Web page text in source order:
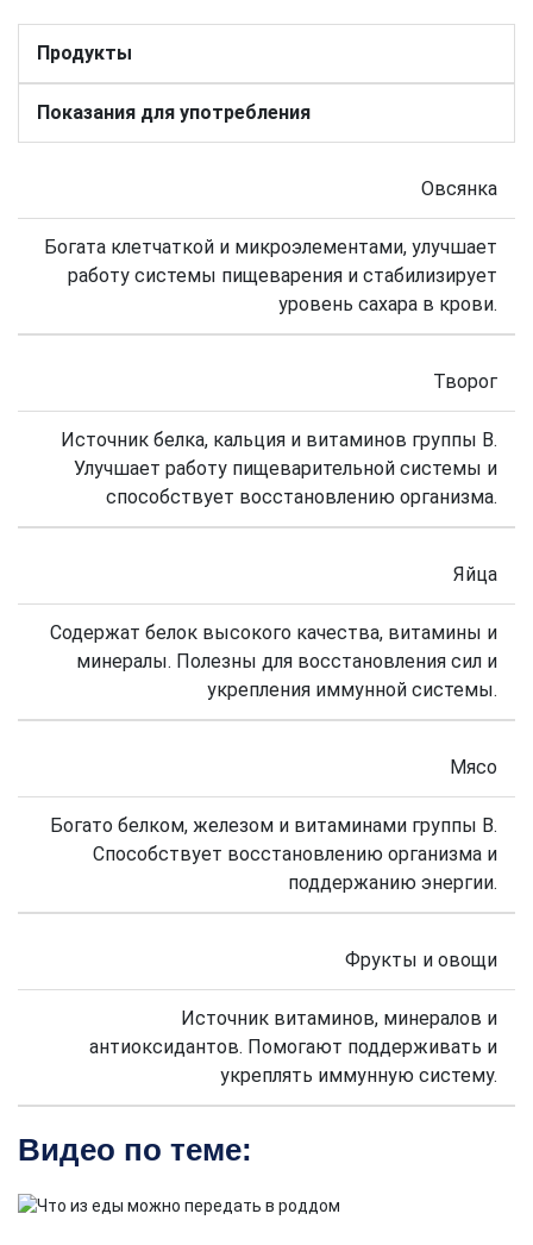
Продукты
Показания для употребления
Овсянка
Богата клетчаткой и микроэлементами, улучшает
работу системы пищеварения и стабилизирует
уровень сахара в крови.
Творог
Источник белка, кальция и витаминов группы В.
Улучшает работу пищеварительной системы и
способствует восстановлению организма.
Яйца
Содержат белок высокого качества, витамины и
минералы. Полезны для восстановления сил и
укрепления иммунной системы.
Мясо
Богато белком, железом и витаминами группы В.
Способствует восстановлению организма и
поддержанию энергии.
Фрукты и овощи
Источник витаминов, минералов и
антиоксидантов. Помогают поддерживать и
укреплять иммунную систему.
Видео по теме: